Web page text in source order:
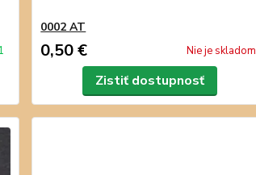
0002 AT
0,50 € Nie je skladom
Zistiť dostupnosť